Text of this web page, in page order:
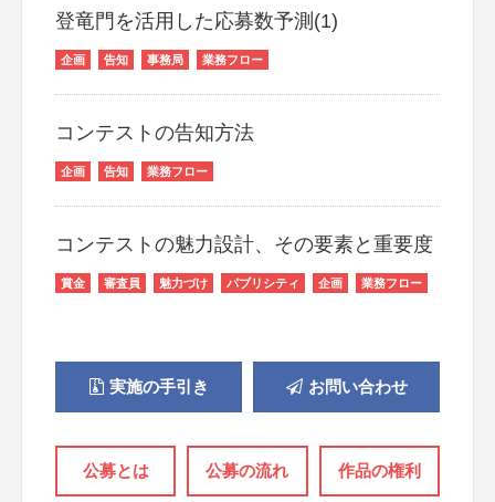
登竜門を活用した応募数予測(1)
企画 告知 事務局 業務フロー
コンテストの告知方法
企画 告知 業務フロー
コンテストの魅力設計、その要素と重要度
賞金 審査員 魅力づけ パブリシティ 企画 業務フロー
実施の手引き お問い合わせ
公募とは 公募の流れ 作品の権利